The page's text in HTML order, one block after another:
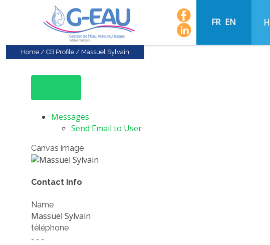
FR EN
Home / CB Profile / Massuel Sylvain
Messages
Send Email to User
Canvas image
Contact Info
Name
Massuel Sylvain
tèléphone
- - -